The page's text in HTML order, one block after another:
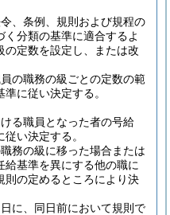
、条例、規則および規程の
く分類の基準に適合するよ
の定数を設定し、または改
の職務の級ごとの定数の範
に従い決定する。
る職員となった者の号給
い決定する。
務の級に移った場合または
基準を異にする他の職に
則の定めるところにより決
に、同日前において規則で